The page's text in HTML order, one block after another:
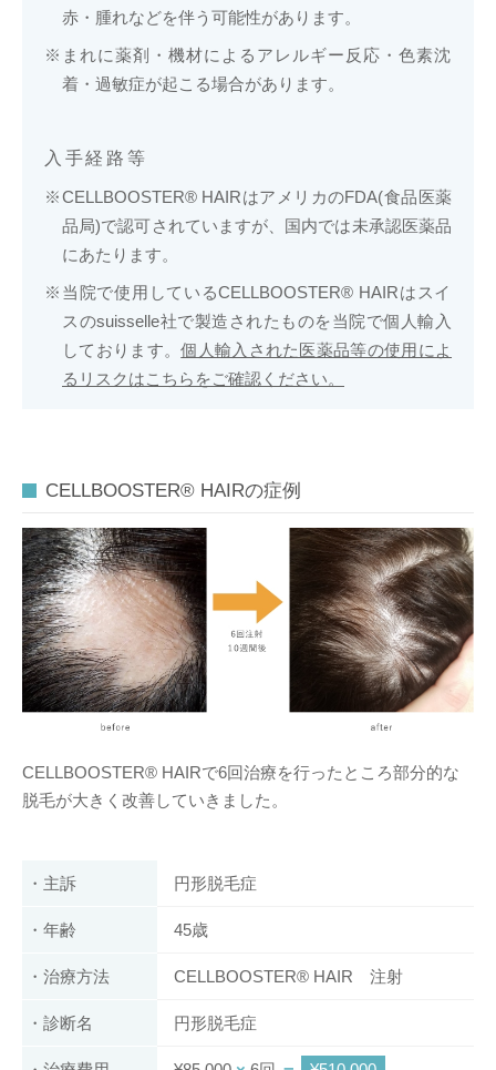
赤・腫れなどを伴う可能性があります。
まれに薬剤・機材によるアレルギー反応・色素沈
着・過敏症が起こる場合があります。
入手経路等
CELLBOOSTER® HAIRはアメリカのFDA(食品医薬
品局)で認可されていますが、国内では未承認医薬品
にあたります。
当院で使用しているCELLBOOSTER® HAIRはスイ
スのsuisselle社で製造されたものを当院で個人輸入
しております。個人輸入された医薬品等の使用によ
るリスクはこちらをご確認ください。
CELLBOOSTER® HAIRの症例
CELLBOOSTER® HAIRで6回治療を行ったところ部分的な
脱毛が大きく改善していきました。
・主訴 円形脱毛症
・年齢 45歳
・治療方法 CELLBOOSTER® HAIR 注射
・診断名 円形脱毛症